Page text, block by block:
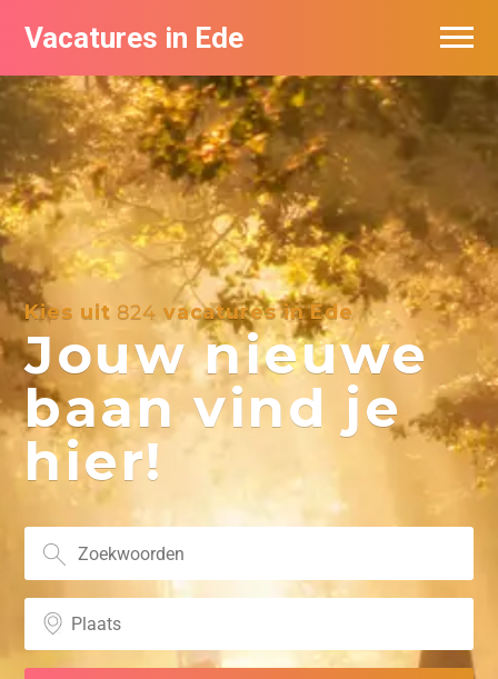
Vacatures in Ede
Kies uit 824 vacatures in Ede
Jouw nieuwe
baan vind je
hier!
Vacatures bij bedrijven in Ede